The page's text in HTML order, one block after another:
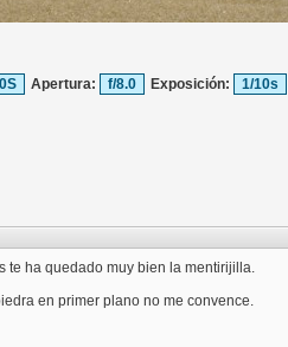
Apertura: f/8.0 Exposición: 1/10s
te ha quedado muy bien la mentirijilla.
en primer plano no me convence.